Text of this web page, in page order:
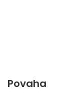
Povaha